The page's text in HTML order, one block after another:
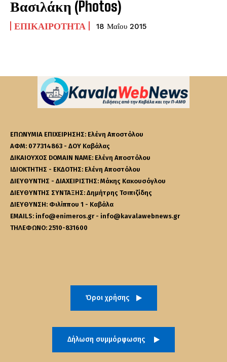
Βασιλάκη (Photos)
ΕΠΙΚΑΙΡΌΤΗΤΑ 18 Μαΐου 2015
ΕΠΩΝΥΜΙΑ ΕΠΙΧΕΙΡΗΣΗΣ: Ελένη Αποστόλου
ΑΦΜ: 077314863 - ΔΟΥ Καβάλας
ΔΙΚΑΙΟΥΧΟΣ DOMAIN NAME: Ελένη Αποστόλου
ΙΔΙΟΚΤΗΤΗΣ - ΕΚΔΟΤΗΣ: Ελένη Αποστόλου
ΔΙΕΥΘΥΝΤΗΣ - ΔΙΑΧΕΙΡΙΣΤΗΣ: Μάκης Κακουσόγλου
ΔΙΕΥΘΥΝΤΗΣ ΣΥΝΤΑΞΗΣ: Δημήτρης Τσιπιζίδης
ΔΙΕΥΘΥΝΣΗ: Φιλίππου 1 - Καβάλα
EMAILS: info@enimeros.gr - info@kavalawebnews.gr
ΤΗΛΕΦΩΝΟ: 2510-831600
Όροι χρήσης
Δήλωση συμμόρφωσης